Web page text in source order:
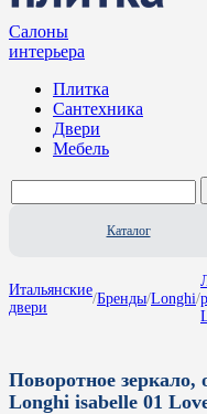
Салоны
интерьера
Плитка
Сантехника
Двери
Мебель
Каталог
Итальянские
двери
/Бренды/Longhi/
Поворотное зеркало,
Longhi isabelle 01